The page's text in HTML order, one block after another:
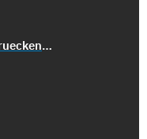
ordnungsamt@saarbruecken.de